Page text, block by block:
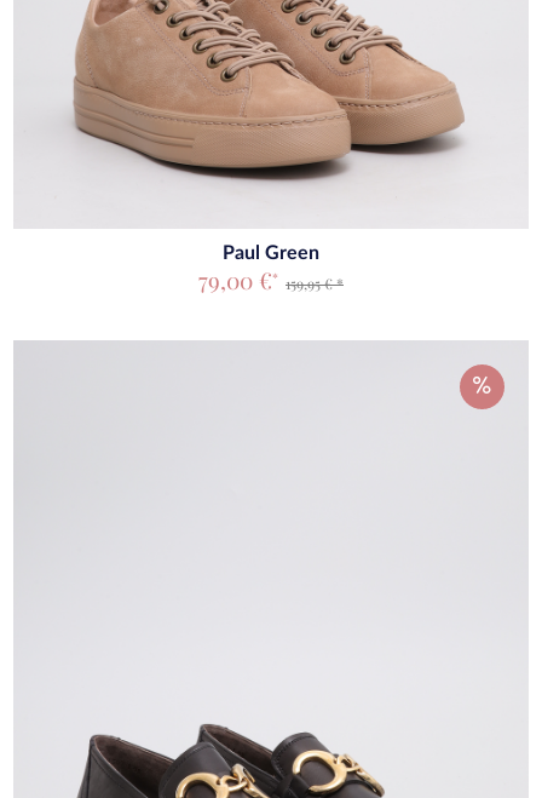
Paul Green
79,00 €* 159,95 € *